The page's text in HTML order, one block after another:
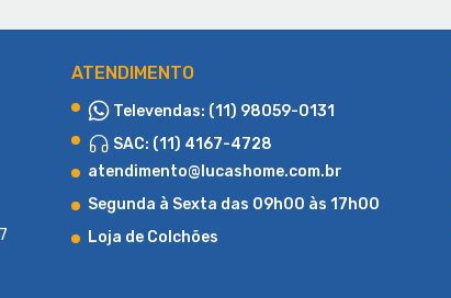
ATENDIMENTO
Televendas: (11) 98059-0131
SAC: (11) 4167-4728
atendimento@lucashome.com.br
Segunda à Sexta das 09h00 às 17h00
Loja de Colchões